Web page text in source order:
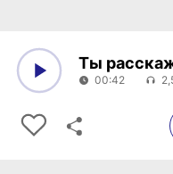
Ты
00:42